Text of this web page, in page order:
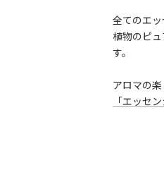
全てのエ
植物のピ
す。
アロマの
「エッセ